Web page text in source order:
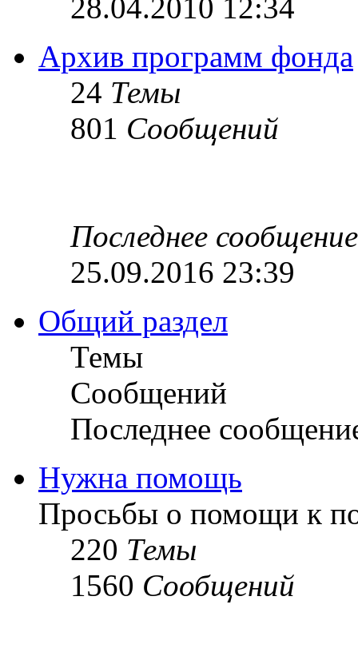
28.04.2010 12:34
Архив программ фонда
24 Темы
801 Сообщений
Последнее сообщение
25.09.2016 23:39
Общий раздел
Темы
Сообщений
Последнее
Нужна помощь
Просьбы о помощи к
220 Темы
1560 Сообщений